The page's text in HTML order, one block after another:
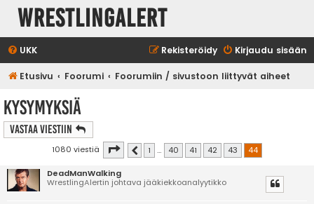
WrestlingAlert
UKK Kirjaudu sisään
Rekisteröidy
Etusivu Foorumi Foorumiin / sivustoon liittyvät aiheet
Kysymyksiä
Vastaa Viestiin
1080 viestiä Sivu 44Edellinen
1 … 40 41 42 43 44
DeadManWalking
WrestlingAlertin johtava jääkiekkoanalyytikko